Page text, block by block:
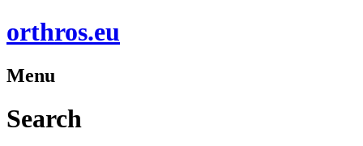
orthros.eu
Menu
Search